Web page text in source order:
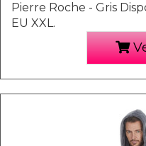
Pierre Roche - Gris
EU XXL.